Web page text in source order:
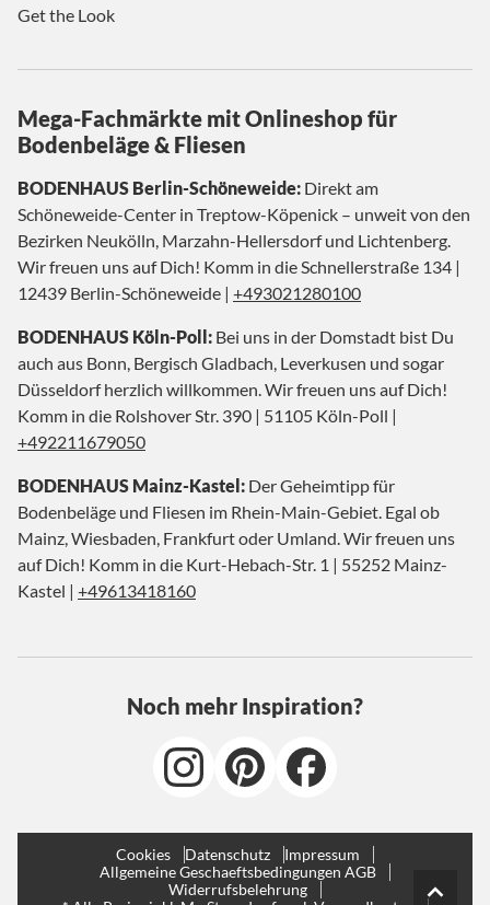
Get the Look
Mega-Fachmärkte mit Onlineshop für
Bodenbeläge & Fliesen
BODENHAUS Berlin-Schöneweide: Direkt am
Schöneweide-Center in Treptow-Köpenick – unweit von den
Bezirken Neukölln, Marzahn-Hellersdorf und Lichtenberg.
Wir freuen uns auf Dich! Komm in die Schnellerstraße 134 |
12439 Berlin-Schöneweide | +493021280100
BODENHAUS Köln-Poll: Bei uns in der Domstadt bist Du
auch aus Bonn, Bergisch Gladbach, Leverkusen und sogar
Düsseldorf herzlich willkommen. Wir freuen uns auf Dich!
Komm in die Rolshover Str. 390 | 51105 Köln-Poll |
+492211679050
BODENHAUS Mainz-Kastel: Der Geheimtipp für
Bodenbeläge und Fliesen im Rhein-Main-Gebiet. Egal ob
Mainz, Wiesbaden, Frankfurt oder Umland. Wir freuen uns
auf Dich! Komm in die Kurt-Hebach-Str. 1 | 55252 Mainz-
Kastel | +49613418160
Noch mehr Inspiration?
Cookies Datenschutz
Impressum
Allgemeine Geschaeftsbedingungen AGB
Widerrufsbelehrung